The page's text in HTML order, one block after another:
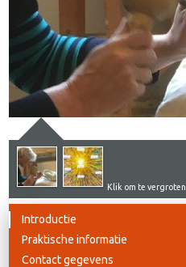
Klik om te vergroten
Introductie
Praktische informatie
Contact gegevens